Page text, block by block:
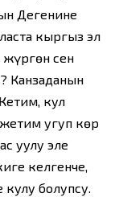
Дегенине
кыргыз эл
жүргөн сен
Канзаданын
кул
угуп көр
уулу элең
келгенче,
болупсуң.